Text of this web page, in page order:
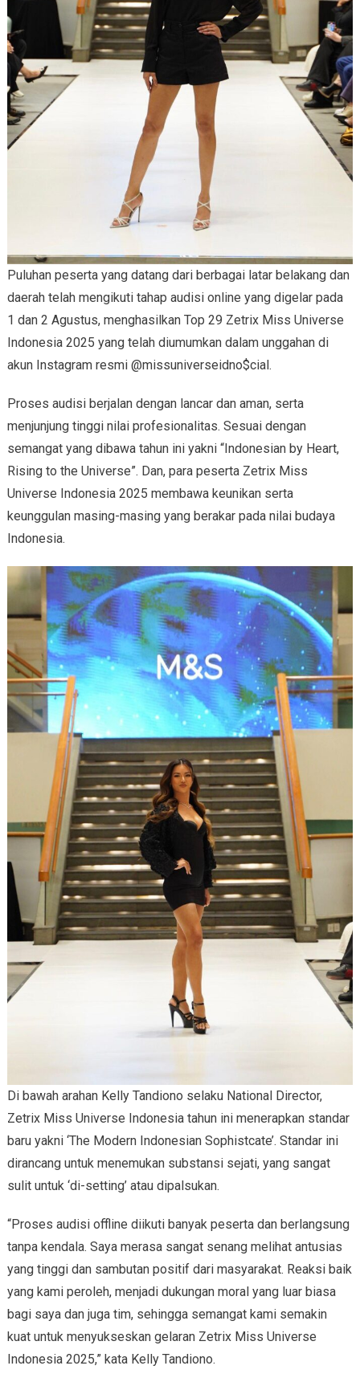
Puluhan peserta yang datang dari berbagai latar belakang dan
daerah telah mengikuti tahap audisi online yang digelar pada
1 dan 2 Agustus, menghasilkan Top 29 Zetrix Miss Universe
Indonesia 2025 yang telah diumumkan dalam unggahan di
akun Instagram resmi @missuniverseidno$cial.
Proses audisi berjalan dengan lancar dan aman, serta
menjunjung tinggi nilai profesionalitas. Sesuai dengan
semangat yang dibawa tahun ini yakni “Indonesian by Heart,
Rising to the Universe”. Dan, para peserta Zetrix Miss
Universe Indonesia 2025 membawa keunikan serta
keunggulan masing-masing yang berakar pada nilai budaya
Indonesia.
Di bawah arahan Kelly Tandiono selaku National Director,
Zetrix Miss Universe Indonesia tahun ini menerapkan standar
baru yakni ‘The Modern Indonesian Sophistcate’. Standar ini
dirancang untuk menemukan substansi sejati, yang sangat
sulit untuk ‘di-setting’ atau dipalsukan.
“Proses audisi offline diikuti banyak peserta dan berlangsung
tanpa kendala. Saya merasa sangat senang melihat antusias
yang tinggi dan sambutan positif dari masyarakat. Reaksi baik
yang kami peroleh, menjadi dukungan moral yang luar biasa
bagi saya dan juga tim, sehingga semangat kami semakin
kuat untuk menyukseskan gelaran Zetrix Miss Universe
Indonesia 2025,” kata Kelly Tandiono.